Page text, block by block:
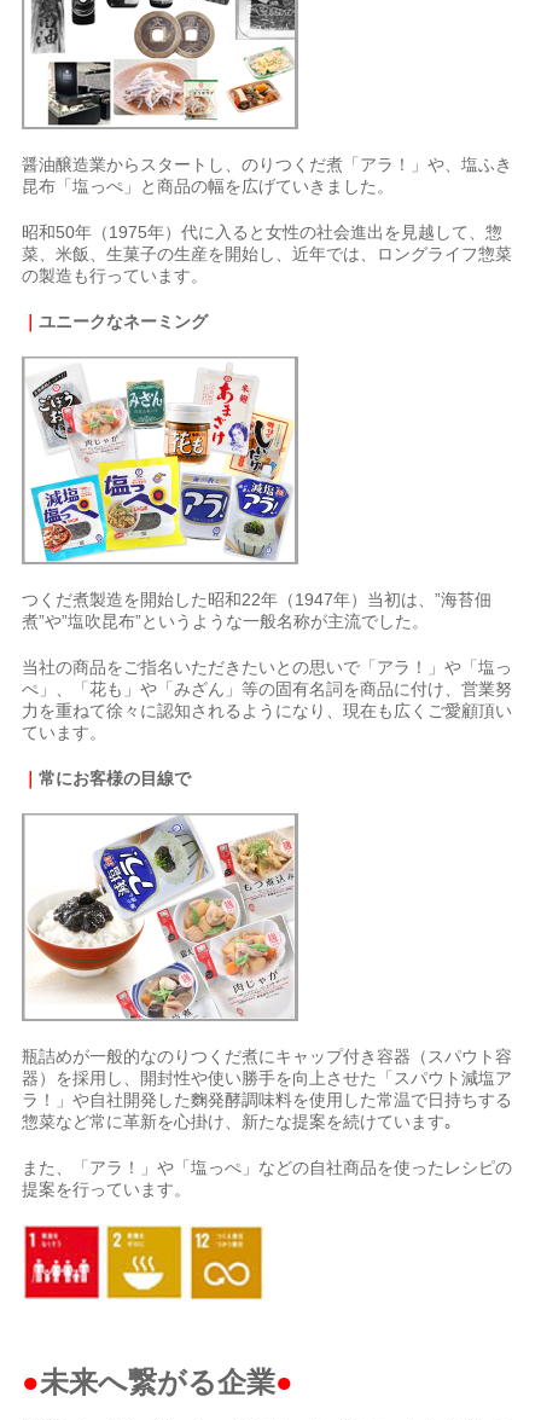
醤油醸造業からスタートし、のりつくだ煮「アラ！」や、塩ふき
昆布「塩っぺ」と商品の幅を広げていきました。
昭和50年（1975年）代に入ると女性の社会進出を見越して、惣
菜、米飯、生菓子の生産を開始し、近年では、ロングライフ惣菜
の製造も行っています。
｜ユニークなネーミング
つくだ煮製造を開始した昭和22年（1947年）当初は、”海苔佃
煮”や”塩吹昆布”というような一般名称が主流でした。
当社の商品をご指名いただきたいとの思いで「アラ！」や「塩っ
ぺ」、「花も」や「みざん」等の固有名詞を商品に付け、営業努
力を重ねて徐々に認知されるようになり、現在も広くご愛顧頂い
ています。
｜常にお客様の目線で
瓶詰めが一般的なのりつくだ煮にキャップ付き容器（スパウト容
器）を採用し、開封性や使い勝手を向上させた「スパウト減塩ア
ラ！」や自社開発した麴発酵調味料を使用した常温で日持ちする
惣菜など常に革新を心掛け、新たな提案を続けています｡
また、「アラ！」や「塩っぺ」などの自社商品を使ったレシピの
提案を行っています。
●未来へ繋がる企業●